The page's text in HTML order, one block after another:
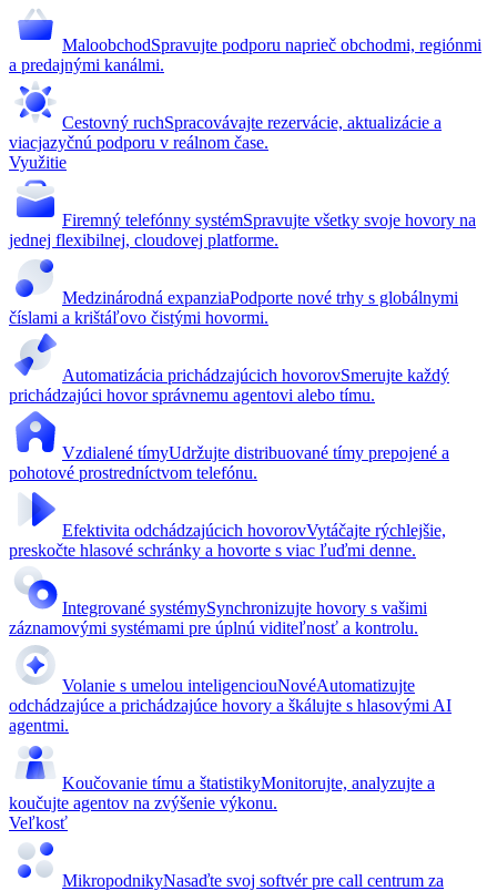
MaloobchodSpravujte podporu naprieč obchodmi, regiónmi
a predajnými kanálmi.
Cestovný ruchSpracovávajte rezervácie, aktualizácie a
viacjazyčnú podporu v reálnom čase.
Využitie
Firemný telefónny systémSpravujte všetky svoje hovory na
jednej flexibilnej, cloudovej platforme.
Medzinárodná expanziaPodporte nové trhy s globálnymi
číslami a krištáľovo čistými hovormi.
Automatizácia prichádzajúcich hovorovSmerujte každý
prichádzajúci hovor správnemu agentovi alebo tímu.
Vzdialené tímyUdržujte distribuované tímy prepojené a
pohotové prostredníctvom telefónu.
Efektivita odchádzajúcich hovorovVytáčajte rýchlejšie,
preskočte hlasové schránky a hovorte s viac ľuďmi denne.
Integrované systémySynchronizujte hovory s vašimi
záznamovými systémami pre úplnú viditeľnosť a kontrolu.
Volanie s umelou inteligenciouNovéAutomatizujte
odchádzajúce a prichádzajúce hovory a škálujte s hlasovými AI
agentmi.
Koučovanie tímu a štatistikyMonitorujte, analyzujte a
koučujte agentov na zvýšenie výkonu.
Veľkosť
MikropodnikyNasaďte svoj softvér pre call centrum za